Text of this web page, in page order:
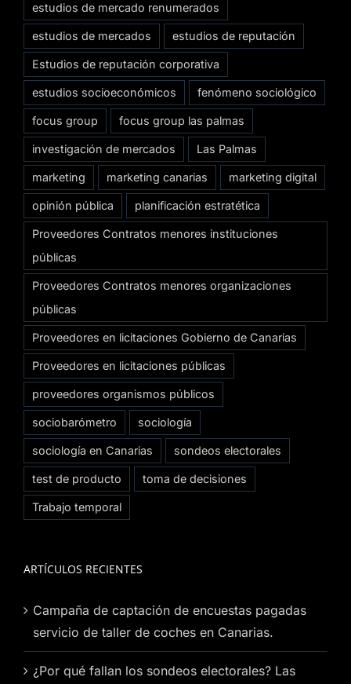
estudios de mercado renumerados
estudios de mercados estudios de reputación
Estudios de reputación corporativa
estudios socioeconómicos fenómeno sociológico
focus group focus group las palmas
investigación de mercados Las Palmas
marketing marketing canarias marketing digital
opinión pública planificación estratética
Proveedores Contratos menores instituciones
públicas
Proveedores Contratos menores organizaciones
públicas
Proveedores en licitaciones Gobierno de Canarias
Proveedores en licitaciones públicas
proveedores organismos públicos
sociobarómetro sociología
sociología en Canarias sondeos electorales
test de producto toma de decisiones
Trabajo temporal
ARTÍCULOS RECIENTES
Campaña de captación de encuestas pagadas
servicio de taller de coches en Canarias.
¿Por qué fallan los sondeos electorales? Las